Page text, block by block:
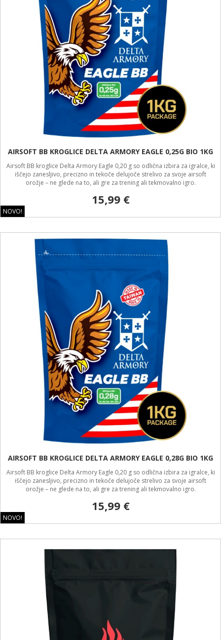
NOVO!
AIRSOFT BB KROGLICE DELTA ARMORY EAGLE 0,25G BIO 1KG
Airsoft BB kroglice Delta Armory Eagle 0,20 g so odlična izbira za igralce, ki
iščejo zanesljivo, precizno in tekoče delujoče strelivo za svoje airsoft
orožje – ne glede na to, ali gre za trening ali tekmovalno igro.
15,99 €
NOVO!
AIRSOFT BB KROGLICE DELTA ARMORY EAGLE 0,28G BIO 1KG
Airsoft BB kroglice Delta Armory Eagle 0,20 g so odlična izbira za igralce, ki
iščejo zanesljivo, precizno in tekoče delujoče strelivo za svoje airsoft
orožje – ne glede na to, ali gre za trening ali tekmovalno igro.
15,99 €